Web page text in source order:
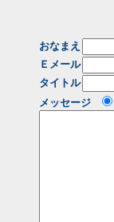
おなまえ
Ｅメール
タイトル
メッセージ